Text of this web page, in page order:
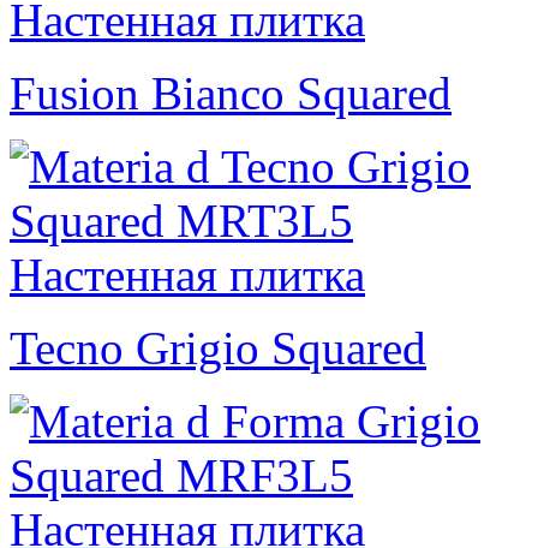
Fusion Bianco Squared
Tecno Grigio Squared